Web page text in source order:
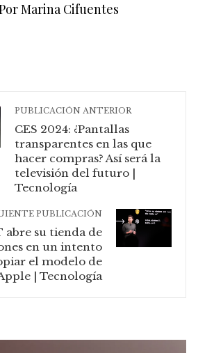
Marina Cifuentes
PUBLICACIÓN ANTERIOR
CES 2024: ¿Pantallas
transparentes en las que
hacer compras? Así será la
televisión del futuro |
Tecnología
PUBLICACIÓN
abre su tienda de
en un intento
el modelo de
| Tecnología